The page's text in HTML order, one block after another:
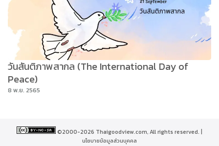
วันสันติภาพสากล (The International Day of
Peace)
8 พ.ย. 2565
©2000-2026 Thaigoodview.com, All rights reserved. |
นโยบายข้อมูลส่วนบุคคล